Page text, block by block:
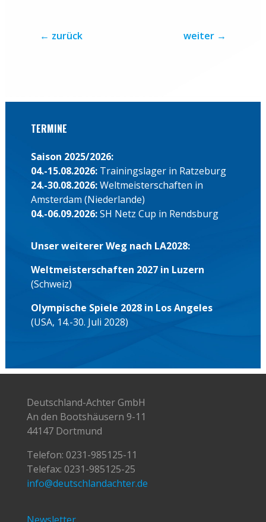
← zurück weiter →
TERMINE
Saison 2025/2026:
04.-15.08.2026: Trainingslager in Ratzeburg
24.-30.08.2026:Weltmeisterschaften in
Amsterdam (Niederlande)
04.-06.09.2026:SH Netz Cup in Rendsburg
Unser weiterer Weg nach LA2028:
Weltmeisterschaften 2027 in Luzern
(Schweiz)
Olympische Spiele 2028 in Los Angeles
(USA, 14.-30. Juli 2028)
Deutschland-Achter GmbH
An den Bootshäusern 9-11
44147 Dortmund
Telefon: 0231-985125-11
Telefax: 0231-985125-25
info@deutschlandachter.de